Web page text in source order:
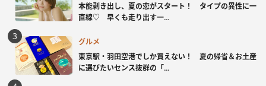
本能剥き出し、夏の恋がスタート！ タイプの異性に一
直線♡ 早くも走り出す一...
グルメ
東京駅・羽田空港でしか買えない！ 夏の帰省＆お土産
に選びたいセンス抜群の「...